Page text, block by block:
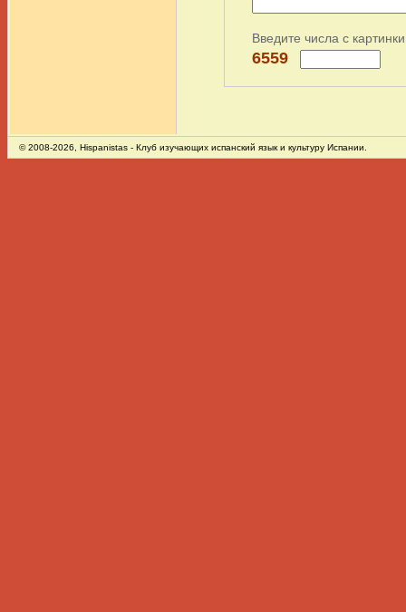
Введите числа с
6559
© 2008-2026, Hispanistas - Клуб изучающих испанский язык и культуру Испании.